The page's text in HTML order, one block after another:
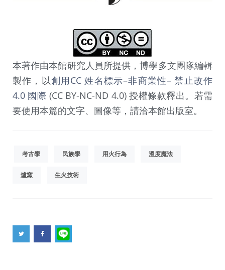
本著作由本館研究人員所提供，博學多文團隊編輯
製作，以創用CC 姓名標示–非商業性– 禁止改作
4.0 國際 (CC BY-NC-ND 4.0) 授權條款釋出。若需
要使用本篇的文字、圖像等，請洽本館出版室。
考古學 民族學 用火行為 溫度魔法
爐窯 生火技術